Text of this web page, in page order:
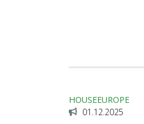
HOUSEEUROPE
01.12.2025